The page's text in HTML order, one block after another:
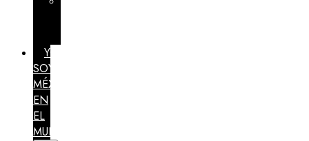
YO
SOY
MÉXICO
EN
EL
MUNDO